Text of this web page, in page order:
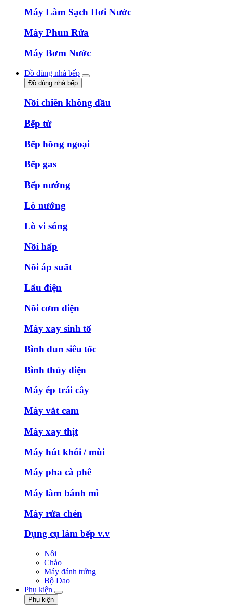
Máy Làm Sạch Hơi Nước
Máy Phun Rửa
Máy Bơm Nước
Đồ dùng nhà bếp
Đồ dùng nhà bếp
Nồi chiên không dầu
Bếp từ
Bếp hồng ngoại
Bếp gas
Bếp nướng
Lò nướng
Lò vi sóng
Nồi hấp
Nồi áp suất
Lẩu điện
Nồi cơm điện
Máy xay sinh tố
Bình đun siêu tốc
Bình thủy điện
Máy ép trái cây
Máy vắt cam
Máy xay thịt
Máy hút khói / mùi
Máy pha cà phê
Máy làm bánh mì
Máy rửa chén
Dụng cụ làm bếp v.v
Nồi
Chảo
Máy đánh trứng
Bộ Dao
Phụ kiện
Phụ kiện